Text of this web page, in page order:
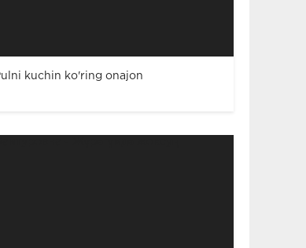
kuchin ko'ring onajon